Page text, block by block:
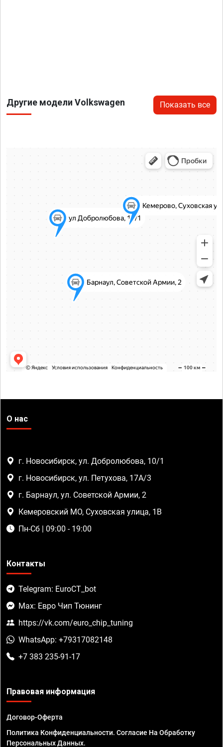
Другие модели Volkswagen Показать все
О нас
г. Новосибирск, ул. Добролюбова, 10/1
г. Новосибирск, ул. Петухова, 17А/3
г. Барнаул, ул. Советской Армии, 2
Кемеровский МО, Суховская улица, 1В
Пн-Сб | 09:00 - 19:00
Контакты
Telegram: EuroCT_bot
Max: Евро Чип Тюнинг
https://vk.com/euro_chip_tuning
WhatsApp: +79317082148
+7 383 235-91-17
Правовая информация
Договор-Оферта
Политика Конфиденциальности. Согласие На Обработку
Персональных Данных.